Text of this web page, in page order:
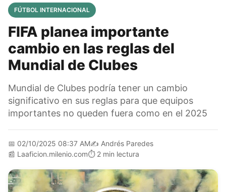
FÚTBOL INTERNACIONAL
FIFA planea importante
cambio en las reglas del
Mundial de Clubes
Mundial de Clubes podría tener un cambio
significativo en sus reglas para que equipos
importantes no queden fuera como en el 2025
📅 02/10/2025 08:37 AM✍️ Andrés Paredes
📰 Laaficion.milenio.com⏱️ 2 min lectura